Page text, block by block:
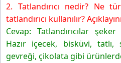
2. Tatlandırıcı nedir? Ne
tatlandırıcı kullanılır?
Cevap: Tatlandırıcılar
Hazır içecek, bisküvi, tatlı,
gevreği, çikolata gibi